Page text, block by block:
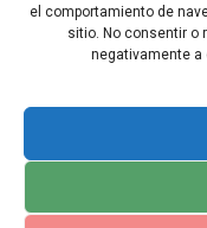
el comportamiento de
sitio. No consentir o
negativamente
Capítulo